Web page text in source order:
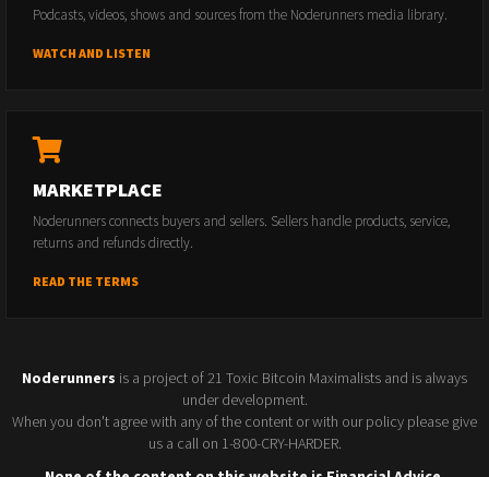
Podcasts, videos, shows and sources from the Noderunners media library.
WATCH AND LISTEN
MARKETPLACE
Noderunners connects buyers and sellers. Sellers handle products, service,
returns and refunds directly.
READ THE TERMS
Noderunners is a project of 21 Toxic Bitcoin Maximalists and is always
under development.
When you don't agree with any of the content or with our policy please give
us a call on 1-800-CRY-HARDER.